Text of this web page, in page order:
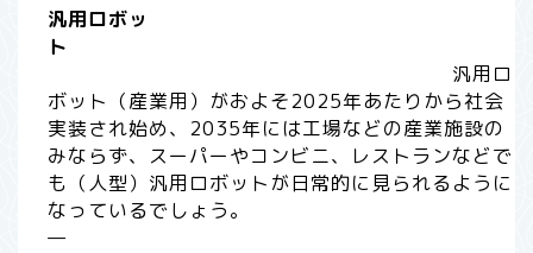
汎用ロボッ
ト
汎用ロ
ボット（産業用）がおよそ2025年あたりから社会
実装され始め、2035年には工場などの産業施設の
みならず、スーパーやコンビニ、レストランなどで
も（人型）汎用ロボットが日常的に見られるように
なっているでしょう。
—